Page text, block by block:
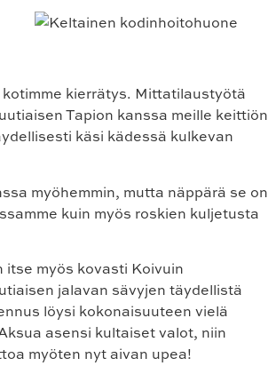
kierrätys. Mittatilaustyötä
Tapion kanssa meille keittiön
käsi kädessä kulkevan
myöhemmin, mutta näppärä se on
kuin myös roskien kuljetusta
myös kovasti Koivuin
jalavan sävyjen täydellistä
löysi kokonaisuuteen vielä
asensi kultaiset valot, niin
myöten nyt aivan upea!